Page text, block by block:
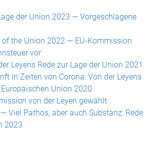
der Union 2023 — Vorgeschlagene
of the Union 2022 — EU-Kommission
vor
Leyens Rede zur Lage der Union 2021
in Zeiten von Corona: Von der Leyens
Union 2020
von der Leyen gewählt
Viel Pathos, aber auch Substanz: Rede
2023